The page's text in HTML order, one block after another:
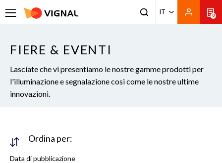
IT 0
FIERE & EVENTI
Lasciate che vi presentiamo le nostre gamme prodotti per
l'illuminazione e segnalazione così come le nostre ultime
innovazioni.
Ordina per:
Data di pubblicazione